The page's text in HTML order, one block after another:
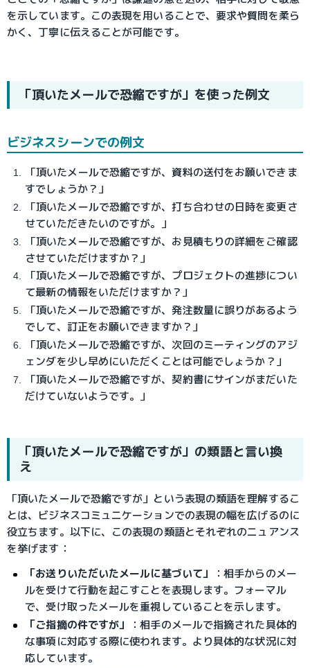
を示しています。この表現を用いることで、要求や質問を柔ら
かく、丁寧に伝えることが可能です。
「頂いたメールで恐縮ですが」を使った例文
ビジネスシーンでの例文
「頂いたメールで恐縮ですが、資料の送付をお願いできま
すでしょうか？」
「頂いたメールで恐縮ですが、打ち合わせの日時を変更さ
せていただきたいのですが。」
「頂いたメールで恐縮ですが、お見積もりの詳細をご確認
させていただけますか？」
「頂いたメールで恐縮ですが、プロジェクトの進捗につい
て最新の情報をいただけますか？」
「頂いたメールで恐縮ですが、発注数量に誤りがあるよう
でして、訂正をお願いできますか？」
「頂いたメールで恐縮ですが、次回のミーティングのアジ
ェンダを少し早めにいただくことは可能でしょうか？」
「頂いたメールで恐縮ですが、契約書にサインがまだいた
だけていないようです。」
「頂いたメールで恐縮ですが」の類語と言い換
え
「頂いたメールで恐縮ですが」という表現の類語を理解するこ
とは、ビジネスコミュニケーションでの表現の幅を広げるのに
役立ちます。以下に、この表現の類語とそれぞれのニュアンス
を挙げます：
「お送りいただいたメールに基づいて」
：相手からのメー
ルを受けて行動を起こすことを表現します。フォーマル
で、受け取ったメールを重視していることを示します。
「ご指摘の件ですが」
：相手のメールで指摘された具体的
な事項に対応する際に使われます。より具体的な状況に対
応しています。